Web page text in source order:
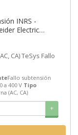
INRS -
Electric
Fallo subtensión
a 400 V Tipo
(AC, CA)
+